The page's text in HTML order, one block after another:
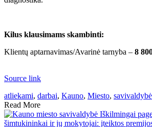
Kilus klausimams skambinti:
Klientų aptarnavimas/Avarinė tarnyba – 8
Source link
atliekami, darbai, Kauno, Miesto, savivaldybė
Read More